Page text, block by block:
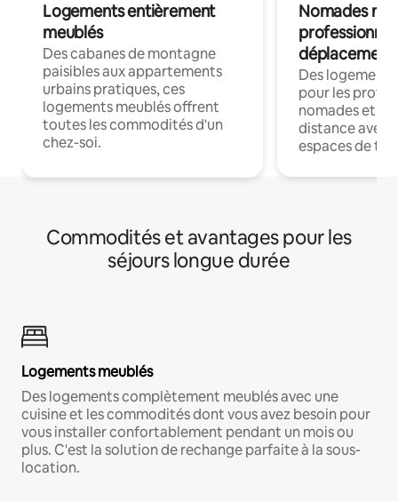
Logements entièrement
meublés
Des cabanes de montagne
paisibles aux appartements
urbains pratiques, ces
logements meublés offrent
toutes les commodités d'un
chez-soi.
Nomades
déplacement
Des
pour les
nomades et
distance avec
espaces de
Commodités et avantages pour les
séjours longue durée
Logements meublés
Des logements complètement meublés avec une
cuisine et les commodités dont vous avez besoin pour
vous installer confortablement pendant un mois ou
plus. C'est la solution de rechange parfaite à la sous-
location.